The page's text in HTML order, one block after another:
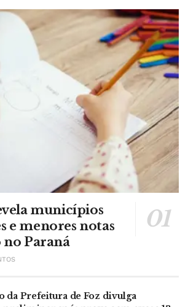
municípios
e menores notas
no Paraná
da Prefeitura de Foz divulga